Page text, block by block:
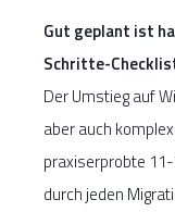
Gut geplant ist
Schritte-
Der Umstieg auf
aber auch
praxiserprobte
durch jeden